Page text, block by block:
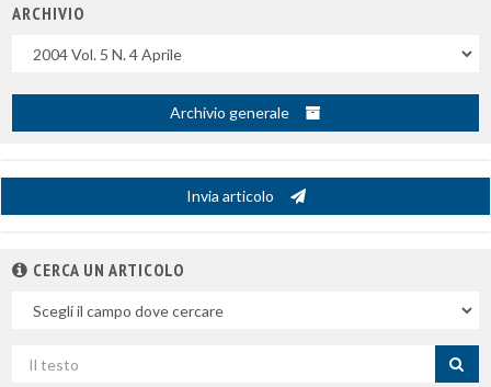
ARCHIVIO
Archivio generale
Invia articolo
CERCA UN ARTICOLO
campo
per